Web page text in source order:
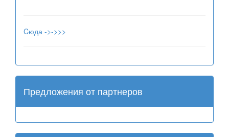
Cюда ->->>>
Предложения от партнеров